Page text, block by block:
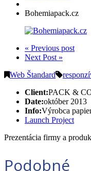
Bohemiapack.cz
« Previous post
Next Post »
Web Štandard
Client:PACK &
Date:október 2013
Info:Výrobca
Launch Project
Prezentácia firmy a
Podobné